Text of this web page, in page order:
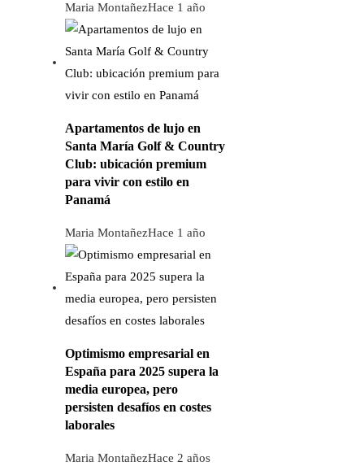
Maria MontañezHace 1 año
Apartamentos de lujo en
Santa María Golf & Country
Club: ubicación premium
para vivir con estilo en
Panamá
Maria MontañezHace 1 año
Optimismo empresarial en
España para 2025 supera la
media europea, pero
persisten desafíos en costes
laborales
Maria MontañezHace 2 años